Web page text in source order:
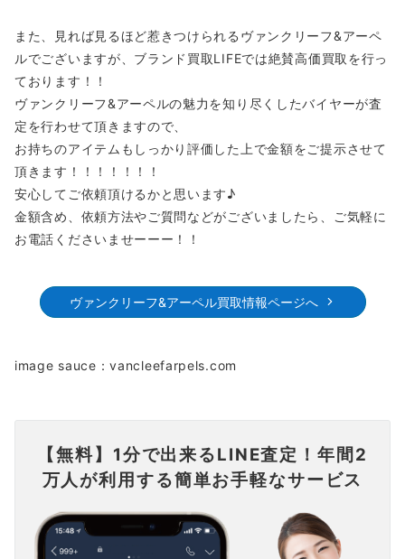
また、見れば見るほど惹きつけられるヴァンクリーフ&アーペ
ルでございますが、ブランド買取LIFEでは絶賛高価買取を行っ
ております！！
ヴァンクリーフ&アーペルの魅力を知り尽くしたバイヤーが査
定を行わせて頂きますので、
お持ちのアイテムもしっかり評価した上で金額をご提示させて
頂きます！！！！！！！
安心してご依頼頂けるかと思います♪
金額含め、依頼方法やご質問などがございましたら、ご気軽に
お電話くださいませーーー！！
ヴァンクリーフ&アーペル買取情報ページへ
image sauce：vancleefarpels.com
【無料】1分で出来るLINE査定！年間2
万人が利用する簡単お手軽なサービス